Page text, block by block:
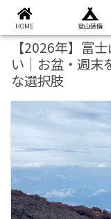
本ページはプロモーショ
【2026年】富
い｜お盆・週末
な選択肢
HOME 登山装備